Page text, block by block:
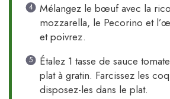
Mélangez le bœuf avec la
mozzarella, le Pecorino et
et poivrez.
Étalez 1 tasse de sauce
plat à gratin. Farcissez les
disposez-les dans le plat.